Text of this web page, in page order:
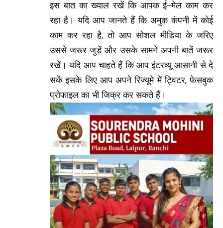
इस बात का ख्याल रखें कि आपक ई-मेल काम कर
रहा है। यदि आप जानते हैं कि अमुक कंपनी में कोई
काम कर रहा है, तो आप सोशल मीडिया के जरिए
उससे जरूर जुड़ें और उसके सामने अपनी बातें जरूर
रखें। यदि आप चाहते हैं कि आप इंटरव्यू आसानी से दे
सकें इसके लिए आप अपने रिज्यूमे में ट्विटर, फेसबुक
प्रोफाइल का भी जिक्र कर सकते हैं।